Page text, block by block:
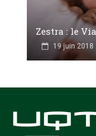
Zestra : le
19 juin 2018